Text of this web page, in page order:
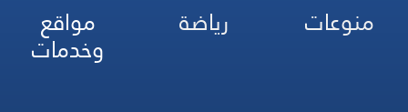
منوعات
رياضة مواقع
وخدمات